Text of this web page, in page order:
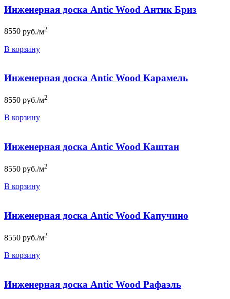
Инженерная доска Antic Wood Антик Бриз
8550 руб./м2
В корзину
Инженерная доска Antic Wood Карамель
8550 руб./м2
В корзину
Инженерная доска Antic Wood Каштан
8550 руб./м2
В корзину
Инженерная доска Antic Wood Капучино
8550 руб./м2
В корзину
Инженерная доска Antic Wood Рафаэль